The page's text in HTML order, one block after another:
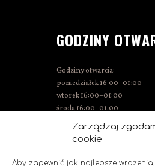
Zarządzaj
cookie
Aby zapewnić jak najlepsze
GODZINY
Godziny otwarcia:
poniedziałek 16:00–01:00
wtorek 16:00–01:00
środa 16:00–01:00
czwartek 15:00–01:00
piątek 15:00–02:00
niedziela 14:00–00:00